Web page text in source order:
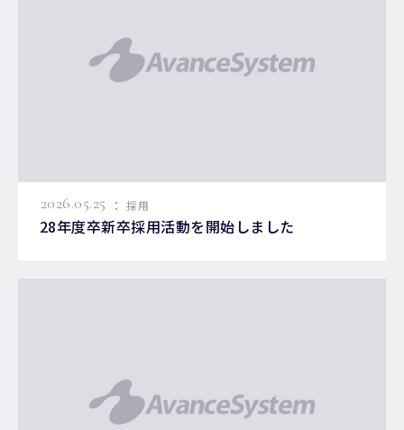
2026.05.25 :採用
28年度卒新卒採用活動を開始しました